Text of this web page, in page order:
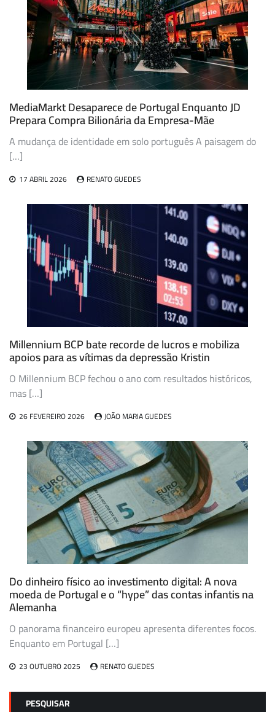
MediaMarkt Desaparece de Portugal Enquanto JD
Prepara Compra Bilionária da Empresa-Mãe
A mudança de identidade em solo português A paisagem do
[…]
17 ABRIL 2026 RENATO GUEDES
Millennium BCP bate recorde de lucros e mobiliza
apoios para as vítimas da depressão Kristin
O Millennium BCP fechou o ano com resultados históricos,
mas […]
26 FEVEREIRO 2026 JOÃO MARIA GUEDES
Do dinheiro físico ao investimento digital: A nova
moeda de Portugal e o “hype” das contas infantis na
Alemanha
O panorama financeiro europeu apresenta diferentes focos.
Enquanto em Portugal […]
23 OUTUBRO 2025 RENATO GUEDES
PESQUISAR